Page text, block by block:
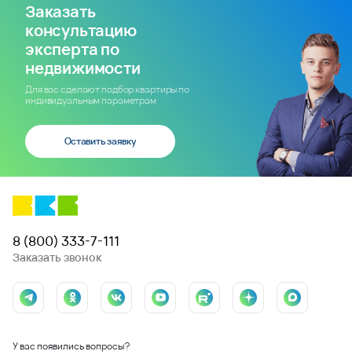
Заказать
консультацию
эксперта по
недвижимости
Для вас сделают подбор квартиры по
индивидуальным параметрам
Оставить заявку
8 (800) 333-7-111
Заказать звонок
У вас появились вопросы?